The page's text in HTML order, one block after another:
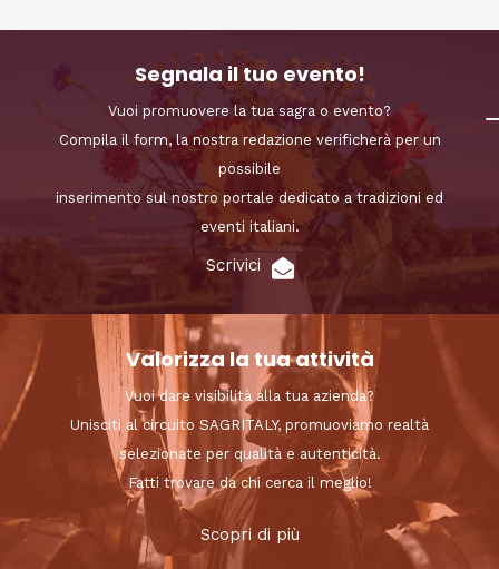
Segnala il tuo evento!
Vuoi promuovere la tua sagra o evento?
Compila il form, la nostra redazione verificherà per un
possibile
inserimento sul nostro portale dedicato a tradizioni ed
eventi italiani.
Scrivici
Valorizza la tua attività
Vuoi dare visibilità alla tua azienda?
Unisciti al circuito SAGRITALY, promuoviamo realtà
selezionate per qualità e autenticità.
Fatti trovare da chi cerca il meglio!
Scopri di più